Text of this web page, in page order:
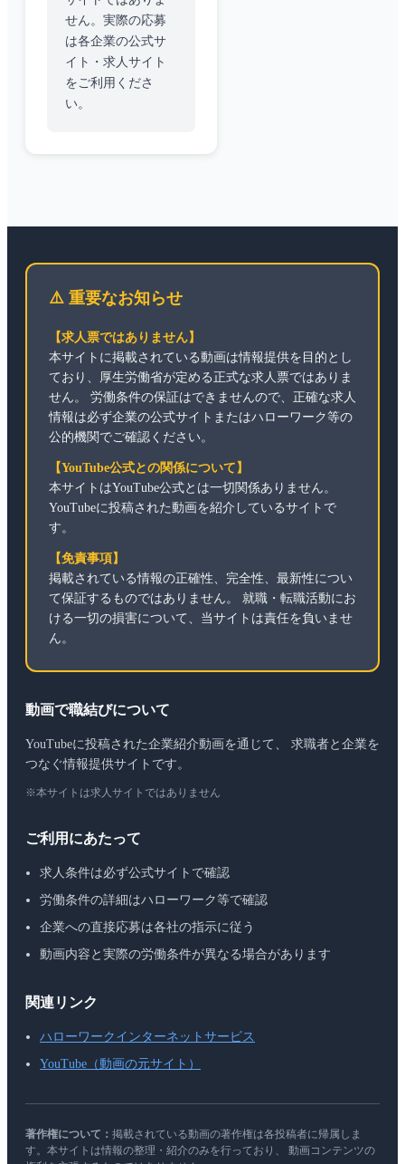
せん。実際の応募
は各企業の公式サ
イト・求人サイト
をご利用くださ
い。
⚠️ 重要なお知らせ
【求人票ではありません】
本サイトに掲載されている動画は情報提供を目的とし
ており、厚生労働省が定める正式な求人票ではありま
せん。 労働条件の保証はできませんので、正確な求人
情報は必ず企業の公式サイトまたはハローワーク等の
公的機関でご確認ください。
【YouTube公式との関係について】
本サイトはYouTube公式とは一切関係ありません。
YouTubeに投稿された動画を紹介しているサイトで
す。
【免責事項】
掲載されている情報の正確性、完全性、最新性につい
て保証するものではありません。 就職・転職活動にお
ける一切の損害について、当サイトは責任を負いませ
ん。
動画で職結びについて
YouTubeに投稿された企業紹介動画を通じて、 求職者と企業を
つなぐ情報提供サイトです。
※本サイトは求人サイトではありません
ご利用にあたって
求人条件は必ず公式サイトで確認
労働条件の詳細はハローワーク等で確認
企業への直接応募は各社の指示に従う
動画内容と実際の労働条件が異なる場合があります
関連リンク
ハローワークインターネットサービス
YouTube（動画の元サイト）
著作権について： 掲載されている動画の著作権は各投稿者に帰属しま
す。本サイトは情報の整理・紹介のみを行っており、 動画コンテンツの